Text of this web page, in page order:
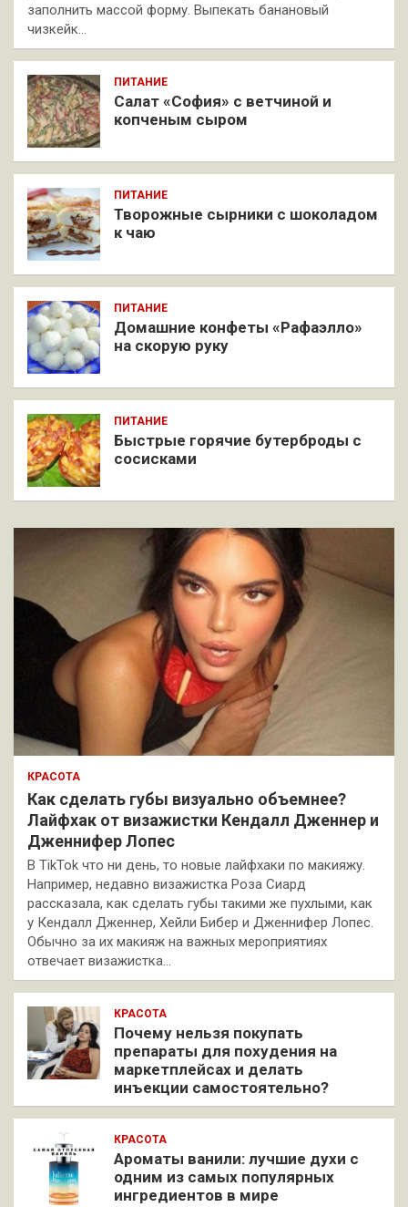
заполнить массой форму. Выпекать банановый
чизкейк…
ПИТАНИЕ
Салат «София» с ветчиной и
копченым сыром
ПИТАНИЕ
Творожные сырники с шоколадом
к чаю
ПИТАНИЕ
Домашние конфеты «Рафаэлло»
на скорую руку
ПИТАНИЕ
Быстрые горячие бутерброды с
сосисками
КРАСОТА
Как сделать губы визуально объемнее?
Лайфхак от визажистки Кендалл Дженнер и
Дженнифер Лопес
В TikTok что ни день, то новые лайфхаки по макияжу.
Например, недавно визажистка Роза Сиард
рассказала, как сделать губы такими же пухлыми, как
у Кендалл Дженнер, Хейли Бибер и Дженнифер Лопес.
Обычно за их макияж на важных мероприятиях
отвечает визажистка…
КРАСОТА
Почему нельзя покупать
препараты для похудения на
маркетплейсах и делать
инъекции самостоятельно?
КРАСОТА
Ароматы ванили: лучшие духи с
одним из самых популярных
ингредиентов в мире